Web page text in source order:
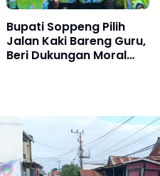
Bupati Soppeng Pilih
Jalan Kaki Bareng Guru,
Beri Dukungan Moral